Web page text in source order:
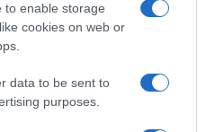
to enable storage
cookies on web or
data to be sent to
purposes.